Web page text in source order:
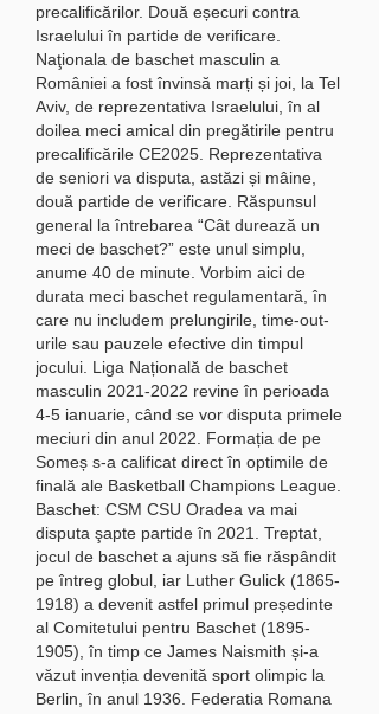
precalificărilor. Două eșecuri contra
Israelului în partide de verificare.
Naţionala de baschet masculin a
României a fost învinsă marți și joi, la Tel
Aviv, de reprezentativa Israelului, în al
doilea meci amical din pregătirile pentru
precalificările CE2025. Reprezentativa
de seniori va disputa, astăzi și mâine,
două partide de verificare. Răspunsul
general la întrebarea “Cât durează un
meci de baschet?” este unul simplu,
anume 40 de minute. Vorbim aici de
durata meci baschet regulamentară, în
care nu includem prelungirile, time-out-
urile sau pauzele efective din timpul
jocului. Liga Națională de baschet
masculin 2021-2022 revine în perioada
4-5 ianuarie, când se vor disputa primele
meciuri din anul 2022. Formația de pe
Someș s-a calificat direct în optimile de
finală ale Basketball Champions League.
Baschet: CSM CSU Oradea va mai
disputa şapte partide în 2021. Treptat,
jocul de baschet a ajuns să fie răspândit
pe întreg globul, iar Luther Gulick (1865-
1918) a devenit astfel primul președinte
al Comitetului pentru Baschet (1895-
1905), în timp ce James Naismith și-a
văzut invenția devenită sport olimpic la
Berlin, în anul 1936. Federatia Romana